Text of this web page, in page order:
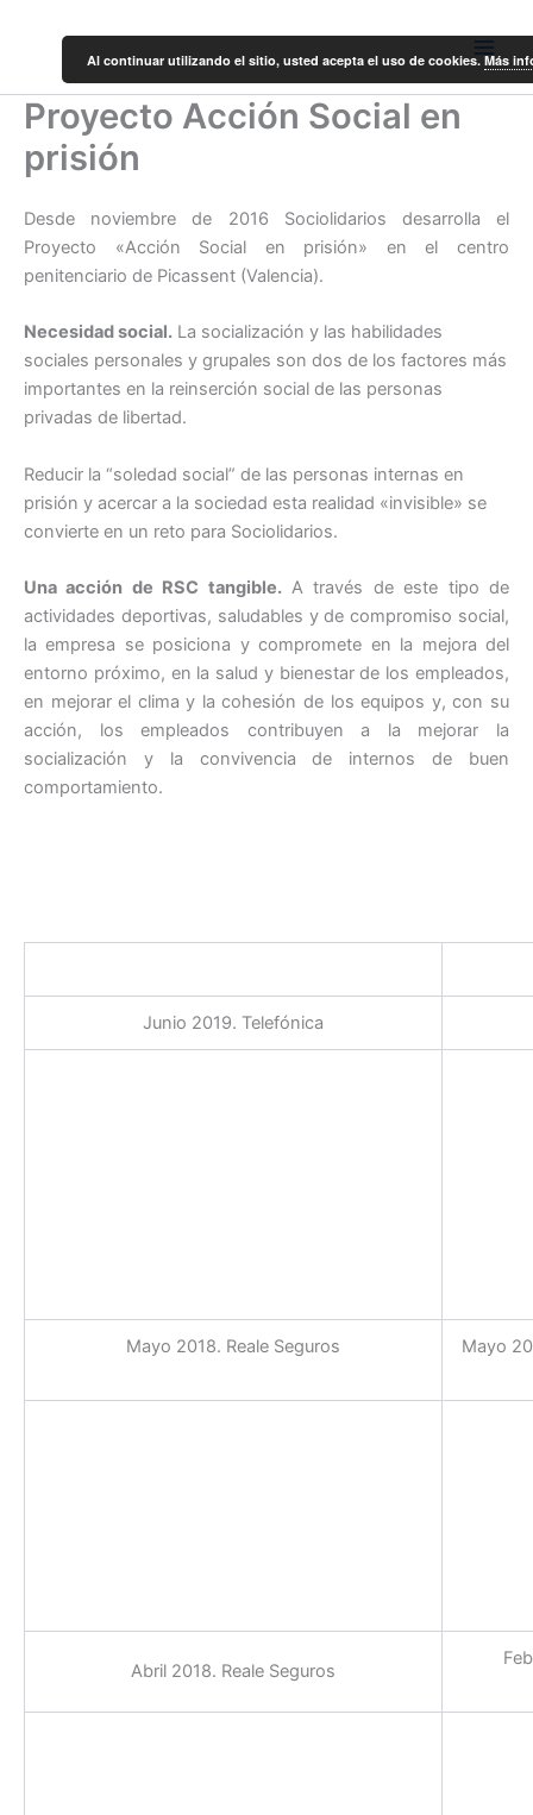
Proyecto Acción Social en
prisión
Desde noviembre de 2016 Sociolidarios desarrolla el
Proyecto «Acción Social en prisión» en el centro
penitenciario de Picassent (Valencia).
Necesidad social. La socialización y las habilidades
sociales personales y grupales son dos de los factores más
importantes en la reinserción social de las personas
privadas de libertad.
Reducir la “soledad social” de las personas internas en
prisión y acercar a la sociedad esta realidad «invisible» se
convierte en un reto para Sociolidarios.
Una acción de RSC tangible.A través de este tipo de
actividades deportivas, saludables y de compromiso social,
la empresa se posiciona y compromete en la mejora del
entorno próximo, en la salud y bienestar de los empleados,
en mejorar el clima y la cohesión de los equipos y, con su
acción, los empleados contribuyen a la mejorar la
socialización y la convivencia de internos de buen
comportamiento.
Junio 2019. Telefónica
Mayo 2018. Reale Seguros Mayo
Abril 2018. Reale Seguros
Al continuar utilizando el sitio, usted acepta el uso de cookies.Más